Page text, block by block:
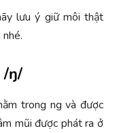
lưu ý giữ môi thật
/ŋ/
trong ng và được
mũi được phát ra ở